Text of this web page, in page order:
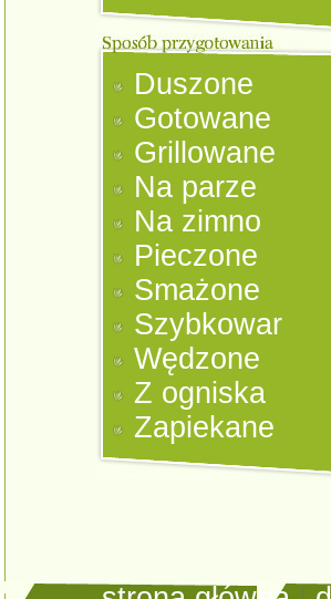
Duszone
Gotowane
Grillowane
Na parze
Na zimno
Pieczone
Smażone
Szybkowar
Wędzone
Z ogniska
Zapiekane